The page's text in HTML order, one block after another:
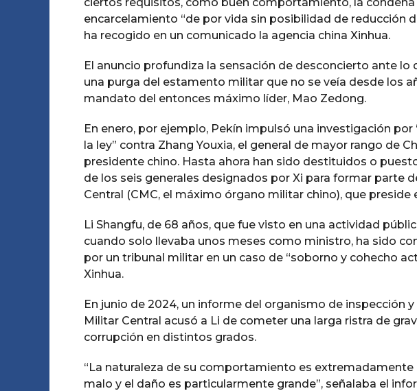
encarcelamiento “de por vida sin posibilidad de reducción
ha recogido en un comunicado la agencia china Xinhua.
El anuncio profundiza la sensación de desconcierto ante
una purga del estamento militar que no se veía desde los
mandato del entonces máximo líder, Mao Zedong.
En enero, por ejemplo, Pekín impulsó una investigación
la ley” contra Zhang Youxia, el general de mayor rango de
presidente chino. Hasta ahora han sido destituidos o
de los seis generales designados por Xi para formar parte
Central (CMC, el máximo órgano militar chino), que preside
Li Shangfu, de 68 años, que fue visto en una actividad
cuando solo llevaba unos meses como ministro, ha sido
por un tribunal militar en un caso de “soborno y cohecho
Xinhua.
En junio de 2024, un informe del organismo de inspección
Militar Central acusó a Li de cometer una larga ristra de
corrupción en distintos grados.
“La naturaleza de su comportamiento es
malo y el daño es particularmente grande”, señalaba el